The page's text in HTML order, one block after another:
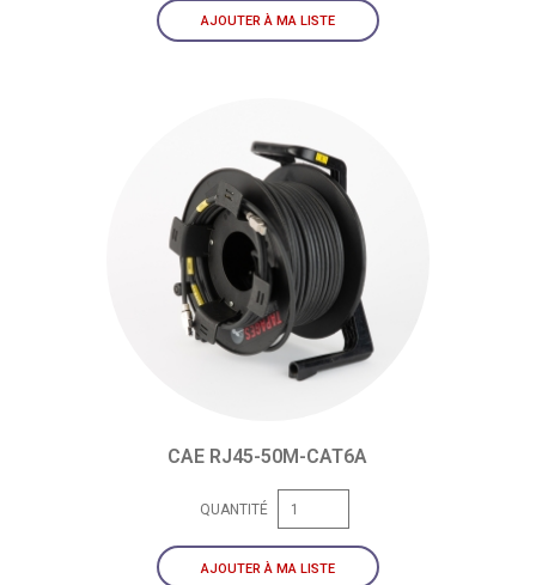
AJOUTER À MA LISTE
CAE RJ45-50M-CAT6A
QUANTITÉ
AJOUTER À MA LISTE